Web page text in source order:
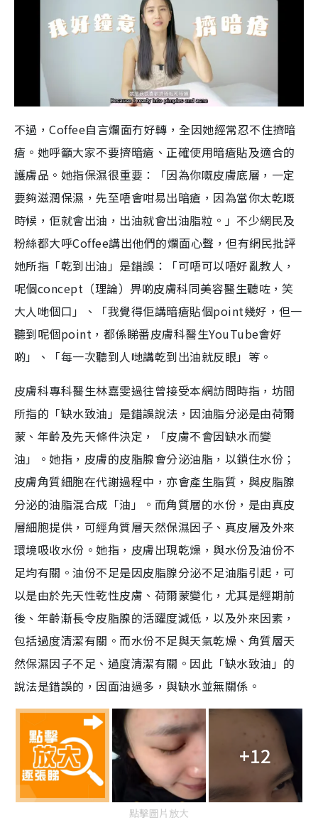
不過，Coffee自言爛面冇好轉，全因她經常忍不住擠暗
瘡。她呼籲大家不要擠暗瘡、正確使用暗瘡貼及適合的
護膚品。她指保濕很重要：「因為你嘅皮膚底層，一定
要夠滋潤保濕，先至唔會咁易出暗瘡，因為當你太乾嘅
時候，佢就會出油，出油就會出油脂粒。」不少網民及
粉絲都大呼Coffee講出他們的爛面心聲，但有網民批評
她所指「乾到出油」是錯誤：「可唔可以唔好亂教人，
呢個concept（理論）畀啲皮膚科同美容醫生聽咗，笑
大人哋個口」、「我覺得佢講暗瘡貼個point幾好，但一
聽到呢個point，都係睇番皮膚科醫生YouTube會好
啲」、「每一次聽到人哋講乾到出油就反眼」等。
皮膚科專科醫生林嘉雯過往曾接受本網訪問時指，坊間
所指的「缺水致油」是錯誤說法，因油脂分泌是由荷爾
蒙、年齡及先天條件決定，「皮膚不會因缺水而變
油」。她指，皮膚的皮脂腺會分泌油脂，以鎖住水份；
皮膚角質細胞在代謝過程中，亦會產生脂質，與皮脂腺
分泌的油脂混合成「油」。而角質層的水份，是由真皮
層細胞提供，可經角質層天然保濕因子、真皮層及外來
環境吸收水份。她指，皮膚出現乾燥，與水份及油份不
足均有關。油份不足是因皮脂腺分泌不足油脂引起，可
以是由於先天性乾性皮膚、荷爾蒙變化，尤其是經期前
後、年齡漸長令皮脂腺的活躍度減低，以及外來因素，
包括過度清潔有關。而水份不足與天氣乾燥、角質層天
然保濕因子不足、過度清潔有關。因此「缺水致油」的
說法是錯誤的，因面油過多，與缺水並無關係。
+12
點擊圖片放大